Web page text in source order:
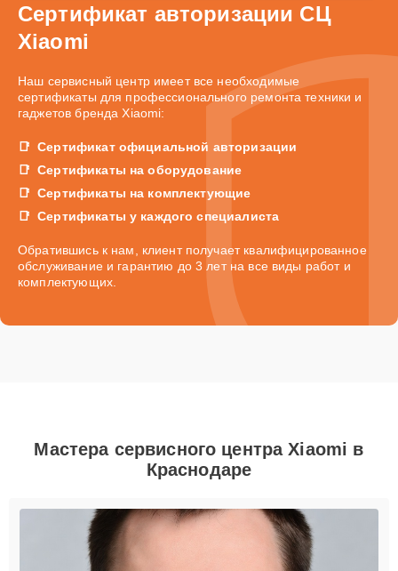
Сертификат авторизации СЦ
Xiaomi
Наш сервисный центр имеет все необходимые
сертификаты для профессионального ремонта техники и
гаджетов бренда Xiaomi:
Сертификат официальной авторизации
Сертификаты на оборудование
Сертификаты на комплектующие
Сертификаты у каждого специалиста
Обратившись к нам, клиент получает квалифицированное
обслуживание и гарантию до 3 лет на все виды работ и
комплектующих.
Мастера сервисного центра Xiaomi в
Краснодаре